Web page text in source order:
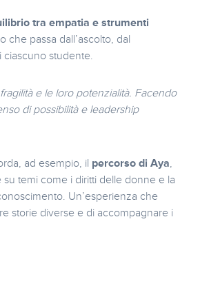
tra empatia e strumenti
passa dall’ascolto, dal
ciascuno studente.
e le loro potenzialità. Facendo
di possibilità e leadership
ad esempio, il percorso di Aya,
temi come i diritti delle donne e la
Un’esperienza che
storie diverse e di accompagnare i